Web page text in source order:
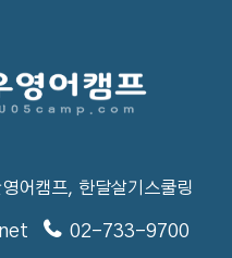
어캠프, 한달살기스쿨링
02-733-9700